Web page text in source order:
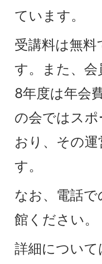
ています。
受講料は無
す。また、
8年度は年会
の会ではス
おり、その
す。
なお、電話
館ください。
詳細につい